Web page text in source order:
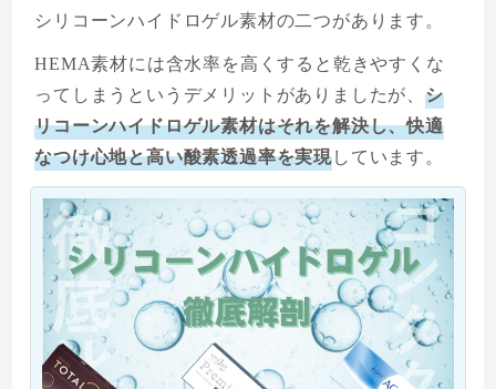
シリコーンハイドロゲル素材の二つがあります。
HEMA素材には含水率を高くすると乾きやすくな
ってしまうというデメリットがありましたが、 シ
リコーンハイドロゲル素材はそれを解決し、快適
なつけ心地と高い酸素透過率を実現しています。